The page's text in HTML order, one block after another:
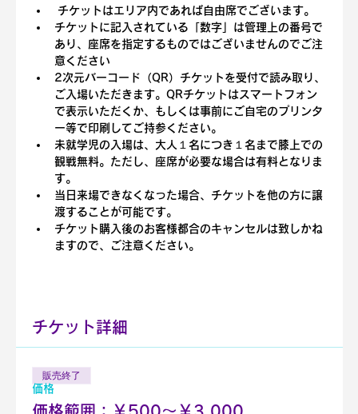
チケットはエリア内であれば自由席でございます。
チケットに記入されている「数字」は管理上の番号で
あり、座席を指定するものではございませんのでご注
意ください
2次元バーコード（QR）チケットを受付で読み取り、
ご入場いただきます。QRチケットはスマートフォン
で表示いただくか、もしくは事前にご自宅のプリンタ
ー等で印刷してご持参ください。
未就学児の入場は、大人１名につき１名まで膝上での
観戦無料。ただし、座席が必要な場合は有料となりま
す。
当日来場できなくなった場合、チケットを他の方に譲
渡することが可能です。
チケット購入後のお客様都合のキャンセルは致しかね
ますので、ご注意ください。
チケット詳細
価格
価格範囲：￥500〜￥3,000
販売終了